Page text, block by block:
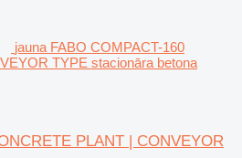
jauna FABO COMPACT-160
TYPE stacionāra betona
PLANT | CONVEYOR